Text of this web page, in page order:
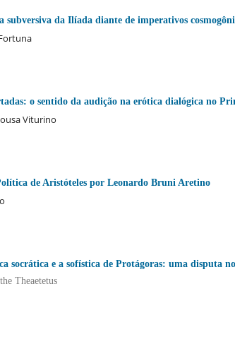
subversiva da Ilíada diante de imperativos
o sentido da audição na erótica dialógica no
Viturino
de Aristóteles por Leonardo Bruni Aretino
socrática e a sofística de Protágoras: uma disputa
Theaetetus